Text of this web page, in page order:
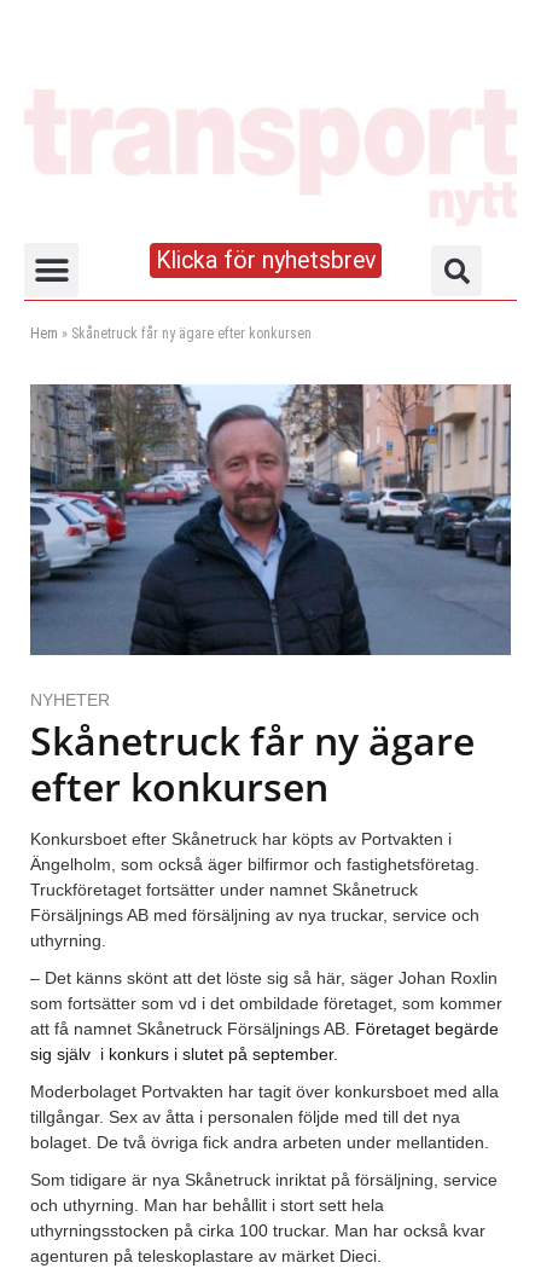
Klicka för nyhetsbrev
Hem » Skånetruck får ny ägare efter konkursen
NYHETER
Skånetruck får ny ägare
efter konkursen
Konkursboet efter Skånetruck har köpts av Portvakten i
Ängelholm, som också äger bilfirmor och fastighetsföretag.
Truckföretaget fortsätter under namnet Skånetruck
Försäljnings AB med försäljning av nya truckar, service och
uthyrning.
– Det känns skönt att det löste sig så här, säger Johan Roxlin
som fortsätter som vd i det ombildade företaget, som kommer
att få namnet Skånetruck Försäljnings AB. Företaget begärde
sig själv i konkurs i slutet på september.
Moderbolaget Portvakten har tagit över konkursboet med alla
tillgångar. Sex av åtta i personalen följde med till det nya
bolaget. De två övriga fick andra arbeten under mellantiden.
Som tidigare är nya Skånetruck inriktat på försäljning, service
och uthyrning. Man har behållit i stort sett hela
uthyrningsstocken på cirka 100 truckar. Man har också kvar
agenturen på teleskoplastare av märket Dieci.